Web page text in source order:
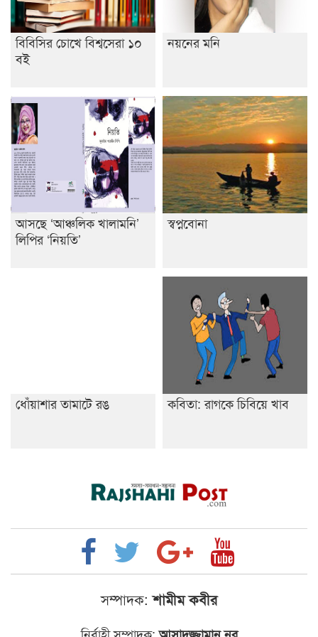
বিবিসির চোখে বিশ্বসেরা ১০
বই
নয়নের মনি
আসছে ‘আঞ্চলিক খালামনি’
লিপির ‘নিয়তি’
স্বপ্নবোনা
ধোঁয়াশার তামাটে রঙ কবিতা: রাগকে চিবিয়ে খাব
সম্পাদক: শামীম কবীর